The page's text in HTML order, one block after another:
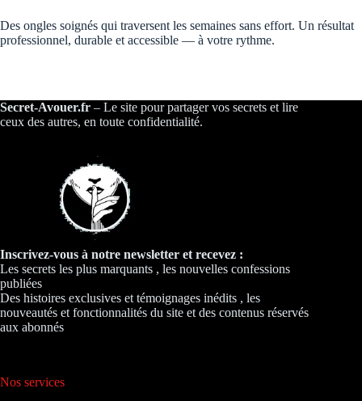
Des ongles soignés qui traversent les semaines sans effort. Un résultat
professionnel, durable et accessible — à votre rythme.
Secret-Avouer.fr – Le site pour partager vos secrets et lire
ceux des autres, en toute confidentialité.
Inscrivez-vous à notre newsletter et recevez :
Les secrets les plus marquants , les nouvelles confessions
publiées
Des histoires exclusives et témoignages inédits , les
nouveautés et fonctionnalités du site et des contenus réservés
aux abonnés
Nos services